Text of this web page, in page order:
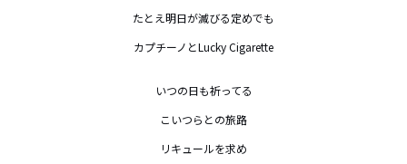
たとえ明日が滅びる定めでも
カプチーノとLucky Cigarette
いつの日も祈ってる
こいつらとの旅路
リキュールを求め